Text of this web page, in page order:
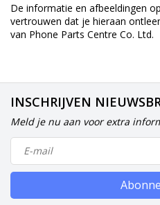
De informatie en afbeeldingen
vertrouwen dat je hieraan
van Phone Parts Centre Co. Ltd.
INSCHRIJVEN
Meld je nu aan voor extra